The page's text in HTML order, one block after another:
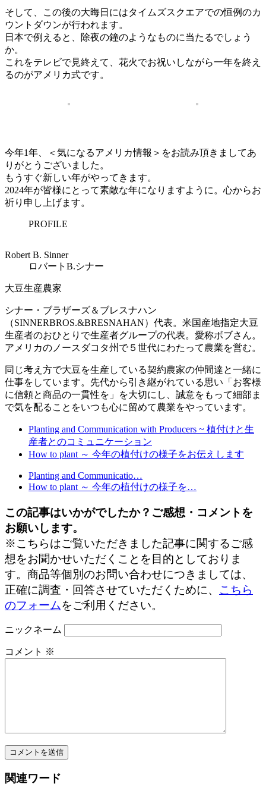
そして、この後の大晦日にはタイムズスクエアでの恒例のカ
ウントダウンが行われます。
日本で例えると、除夜の鐘のようなものに当たるでしょう
か。
これをテレビで見終えて、花火でお祝いしながら一年を終え
るのがアメリカ式です。
今年1年、＜気になるアメリカ情報＞をお読み頂きましてあ
りがとうございました。
もうすぐ新しい年がやってきます。
2024年が皆様にとって素敵な年になりますように。心からお
祈り申し上げます。
PROFILE
Robert B. Sinner
ロバートB.シナー
大豆生産農家
シナー・ブラザーズ＆ブレスナハン
（SINNERBROS.&BRESNAHAN）代表。米国産地指定大豆
生産者のおひとりで生産者グループの代表。愛称ボブさん。
アメリカのノースダコタ州で５世代にわたって農業を営む。
同じ考え方で大豆を生産している契約農家の仲間達と一緒に
仕事をしています。先代から引き継がれている思い「お客様
に信頼と商品の一貫性を」を大切にし、誠意をもって細部ま
で気を配ることをいつも心に留めて農業をやっています。
Planting and Communication with Producers ~ 植付けと生
産者とのコミュニケーション
How to plant ～ 今年の植付けの様子をお伝えします
Planting and Communicatio…
How to plant ～ 今年の植付けの様子を…
この記事はいかがでしたか？ご感想・コメントを
お願いします。
※こちらはご覧いただきました記事に関するご感
想をお聞かせいただくことを目的としておりま
す。商品等個別のお問い合わせにつきましては、
正確に調査・回答させていただくために、 こちら
のフォームをご利用ください。
ニックネーム
コメント ※
関連ワード